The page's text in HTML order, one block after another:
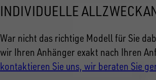
INDIVIDUELLE
War nicht das richtige Modell für Sie
wir Ihren Anhänger exakt nach Ihren
kontaktieren Sie uns, wir beraten Sie